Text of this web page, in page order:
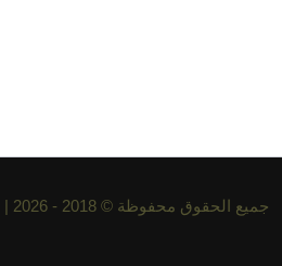
جميع الحقوق محفوظة © 2018 - 2026 |